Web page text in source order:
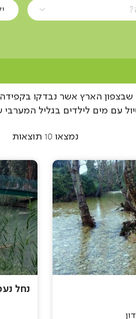
שבצפון הארץ אשר נבדקו
עם מים לילדים בגליל
נמצאו 10 תוצאות
נחל